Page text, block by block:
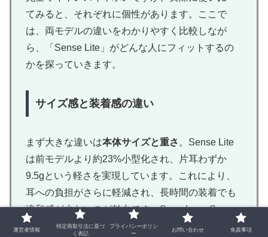
てみると、それぞれに個性があります。ここで
は、両モデルの違いをわかりやすく比較しなが
ら、「Sense Lite」がどんな人にフィットするの
かを探っていきます。
サイズ感と装着感の違い
まず大きな違いは本体サイズと重さ 。Sense Lite
は前モデルより約23%小型化され、片耳わずか
9.5gという軽さを実現しています。これにより、
耳への負担がさらに軽減され、長時間の装着でも
違和感が少ないのが魅力です。Soundgear Sense
も快適ではありますが、ややボリューム感がある
運営者情報
特定商取引法に基づ
く表記
プライバシーポリシ
ー
お問い合わせ 免責事項